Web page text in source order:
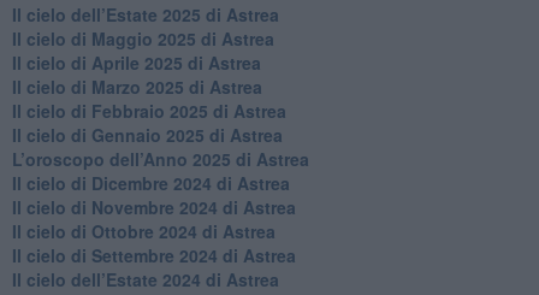
Il cielo dell’Estate 2025 di Astrea
​Il cielo di Maggio 2025 di Astrea
​Il cielo di Aprile 2025 di Astrea
Il cielo di Marzo 2025 di Astrea
​Il cielo di Febbraio 2025 di Astrea
Il cielo di Gennaio 2025 di Astrea
​L’oroscopo dell’Anno 2025 di Astrea
​Il cielo di Dicembre 2024 di Astrea
Il cielo di Novembre 2024 di Astrea
​Il cielo di Ottobre 2024 di Astrea
​Il cielo di Settembre 2024 di Astrea
Il cielo dell’Estate 2024 di Astrea